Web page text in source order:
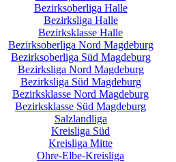
Bezirksoberliga Halle
Bezirksliga Halle
Bezirksklasse Halle
Bezirksoberliga Nord Magdeburg
Bezirksoberliga Süd Magdeburg
Bezirksliga Nord Magdeburg
Bezirksliga Süd Magdeburg
Bezirksklasse Nord Magdeburg
Bezirksklasse Süd Magdeburg
Salzlandliga
Kreisliga Süd
Kreisliga Mitte
Ohre-Elbe-Kreisliga